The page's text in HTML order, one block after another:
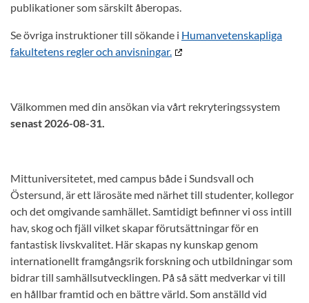
publikationer som särskilt åberopas.
Se övriga instruktioner till sökande i Humanvetenskapliga
fakultetens regler och anvisningar.
Välkommen med din ansökan via vårt rekryteringssystem
senast 2026-08-31.
Mittuniversitetet, med campus både i Sundsvall och
Östersund, är ett lärosäte med närhet till studenter, kollegor
och det omgivande samhället. Samtidigt befinner vi oss intill
hav, skog och fjäll vilket skapar förutsättningar för en
fantastisk livskvalitet. Här skapas ny kunskap genom
internationellt framgångsrik forskning och utbildningar som
bidrar till samhällsutvecklingen. På så sätt medverkar vi till
en hållbar framtid och en bättre värld. Som anställd vid